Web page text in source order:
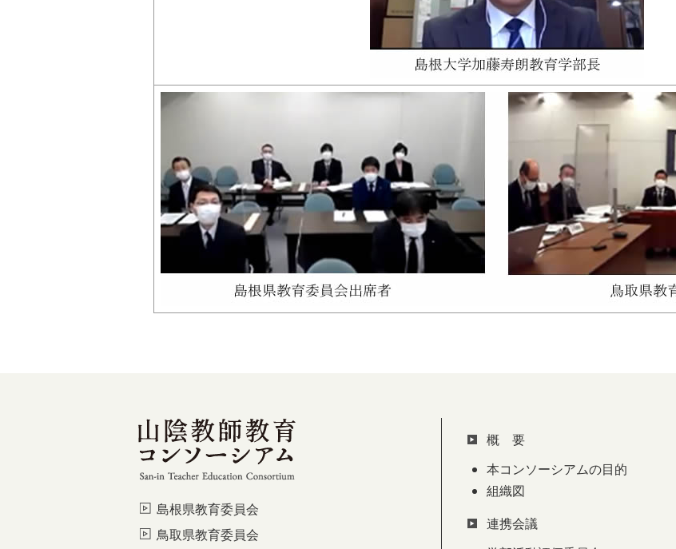
島根県教育委員会
鳥取県教育委員会
概 要
本コンソーシアムの目的
組織図
連携会議